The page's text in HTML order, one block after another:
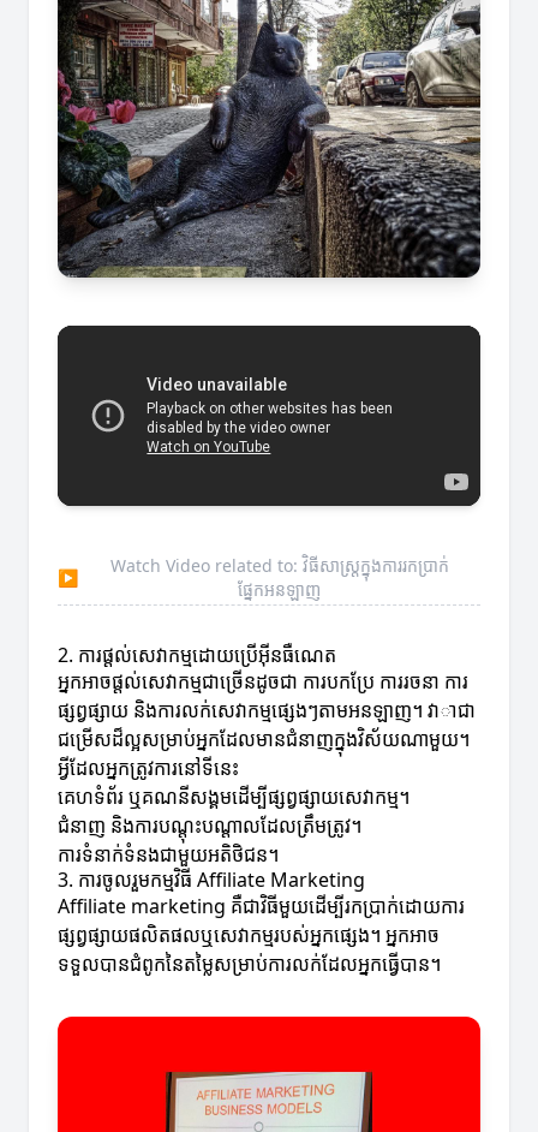
▶
Watch Video related to: វិធីសាស្ត្រក្នុងការរកប្រាក់
ផ្នែកអនឡាញ
2. ការផ្តល់សេវាកម្មដោយប្រើអ៊ីនធឺណេត
អ្នកអាចផ្តល់សេវាកម្មជាច្រើនដូចជា ការបកប្រែ ការរចនា ការ
ផ្សព្វផ្សាយ និងការលក់សេវាកម្មផ្សេងៗតាមអនឡាញ។ វាាជា
ជម្រើសដ៏ល្អសម្រាប់អ្នកដែលមានជំនាញក្នុងវិស័យណាមួយ។
អ្វីដែលអ្នកត្រូវការនៅទីនេះ
គេហទំព័រ ឬគណនីសង្គមដើម្បីផ្សព្វផ្សាយសេវាកម្ម។
ជំនាញ និងការបណ្តុះបណ្តាលដែលត្រឹមត្រូវ។
ការទំនាក់ទំនងជាមួយអតិថិជន។
3. ការចូលរួមកម្មវិធី Affiliate Marketing
Affiliate marketing គឺជាវិធីមួយដើម្បីរកប្រាក់ដោយការ
ផ្សព្វផ្សាយផលិតផលឬសេវាកម្មរបស់អ្នកផ្សេង។ អ្នកអាច
ទទួលបានជំពូកនៃតម្លៃសម្រាប់ការលក់ដែលអ្នកធ្វើបាន។